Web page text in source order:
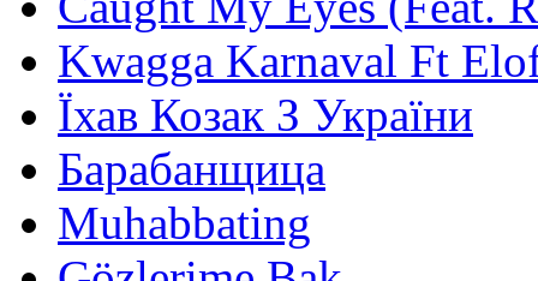
Kwagga Karnaval Ft
Їхав Козак З України
Барабанщица
Muhabbating